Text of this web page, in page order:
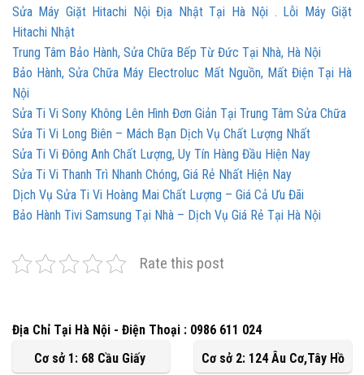
Sửa Máy Giặt Hitachi Nội Địa Nhật Tại Hà Nội . Lỗi Máy Giặt
Hitachi Nhật
Trung Tâm Bảo Hành, Sửa Chữa Bếp Từ Đức Tại Nhà, Hà Nội
Bảo Hành, Sửa Chữa Máy Electroluc Mất Nguồn, Mất Điện Tại Hà
Nội
Sửa Ti Vi Sony Không Lên Hình Đơn Giản Tại Trung Tâm Sửa Chữa
Sửa Ti Vi Long Biên – Mách Bạn Dịch Vụ Chất Lượng Nhất
Sửa Ti Vi Đông Anh Chất Lượng, Uy Tín Hàng Đầu Hiện Nay
Sửa Ti Vi Thanh Trì Nhanh Chóng, Giá Rẻ Nhất Hiện Nay
Dịch Vụ Sửa Ti Vi Hoàng Mai Chất Lượng – Giá Cả Ưu Đãi
Bảo Hành Tivi Samsung Tại Nhà – Dịch Vụ Giá Rẻ Tại Hà Nội
Rate this post
Địa Chỉ Tại Hà Nội - Điện Thoại : 0986 611 024
Cơ sở 1: 68 Cầu Giấy
Cơ sở 2: 124 Âu Cơ,Tây Hồ